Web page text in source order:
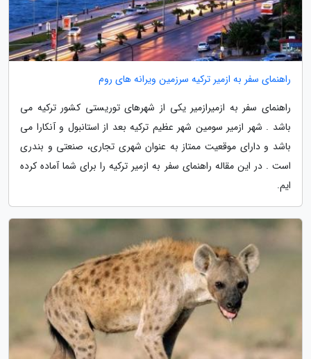
راهنمای سفر به ازمیر ترکیه سرزمین ویرانه های روم
راهنمای سفر به ازمیرازمیر یکی از شهرهای توریستی کشور ترکیه می
باشد . شهر ازمیر سومین شهر عظیم ترکیه بعد از استانبول و آنکارا می
باشد و دارای موقعیت ممتاز به عنوان شهری تجاری، صنعتی و بندری
است . در این مقاله راهنمای سفر به ازمیر ترکیه را برای شما آماده کرده
ایم.